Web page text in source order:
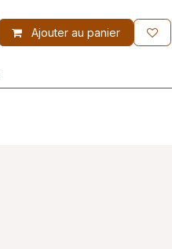
Ajouter au panier